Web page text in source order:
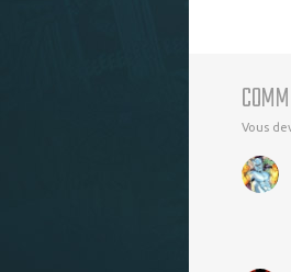
Vous